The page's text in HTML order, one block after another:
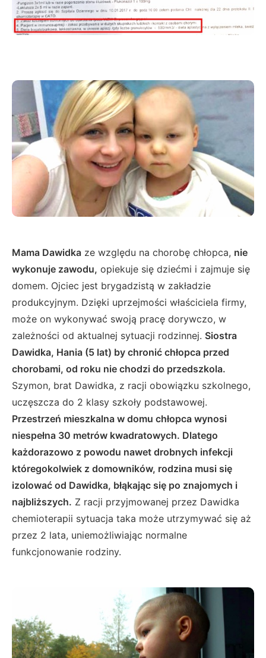
Mama Dawidka ze względu na chorobę chłopca, nie
wykonuje zawodu, opiekuje się dziećmi i zajmuje się
domem. Ojciec jest brygadzistą w zakładzie
produkcyjnym. Dzięki uprzejmości właściciela firmy,
może on wykonywać swoją pracę dorywczo, w
zależności od aktualnej sytuacji rodzinnej. Siostra
Dawidka, Hania (5 lat) by chronić chłopca przed
chorobami, od roku nie chodzi do przedszkola.
Szymon, brat Dawidka, z racji obowiązku szkolnego,
uczęszcza do 2 klasy szkoły podstawowej.
Przestrzeń mieszkalna w domu chłopca wynosi
niespełna 30 metrów kwadratowych. Dlatego
każdorazowo z powodu nawet drobnych infekcji
któregokolwiek z domowników, rodzina musi się
izolować od Dawidka, błąkając się po znajomych i
najbliższych. Z racji przyjmowanej przez Dawidka
chemioterapii sytuacja taka może utrzymywać się aż
przez 2 lata, uniemożliwiając normalne
funkcjonowanie rodziny.